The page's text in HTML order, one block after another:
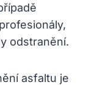
odstranění.
asfaltu je